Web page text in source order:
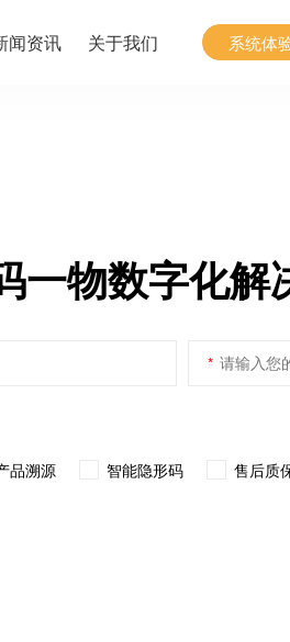
闻资讯 关于我们 系统体
一物数字化解
*
品溯源 智能隐形码 售后质